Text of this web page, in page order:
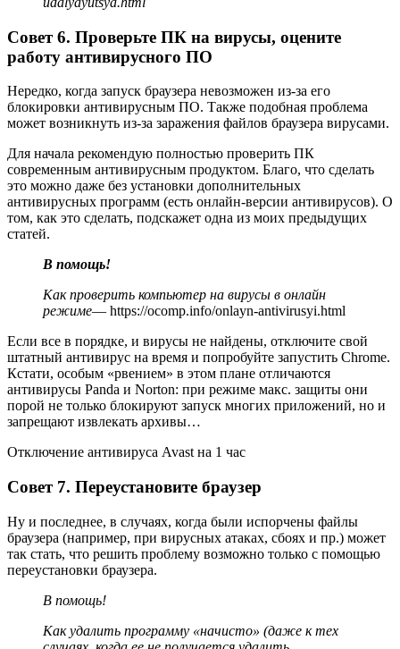
Совет 6. Проверьте ПК на вирусы, оцените
работу антивирусного ПО
Нередко, когда запуск браузера невозможен из-за его
блокировки антивирусным ПО. Также подобная проблема
может возникнуть из-за заражения файлов браузера вирусами.
Для начала рекомендую полностью проверить ПК
современным антивирусным продуктом. Благо, что сделать
это можно даже без установки дополнительных
антивирусных программ (есть онлайн-версии антивирусов). О
том, как это сделать, подскажет одна из моих предыдущих
статей.
В помощь!
Как проверить компьютер на вирусы в онлайн
режиме— https://ocomp.info/onlayn-antivirusyi.html
Если все в порядке, и вирусы не найдены, отключите свой
штатный антивирус на время и попробуйте запустить Chrome.
Кстати, особым «рвением» в этом плане отличаются
антивирусы Panda и Norton: при режиме макс. защиты они
порой не только блокируют запуск многих приложений, но и
запрещают извлекать архивы…
Отключение антивируса Avast на 1 час
Совет 7. Переустановите браузер
Ну и последнее, в случаях, когда были испорчены файлы
браузера (например, при вирусных атаках, сбоях и пр.) может
так стать, что решить проблему возможно только с помощью
переустановки браузера.
В помощь!
Как удалить программу «начисто» (даже к тех